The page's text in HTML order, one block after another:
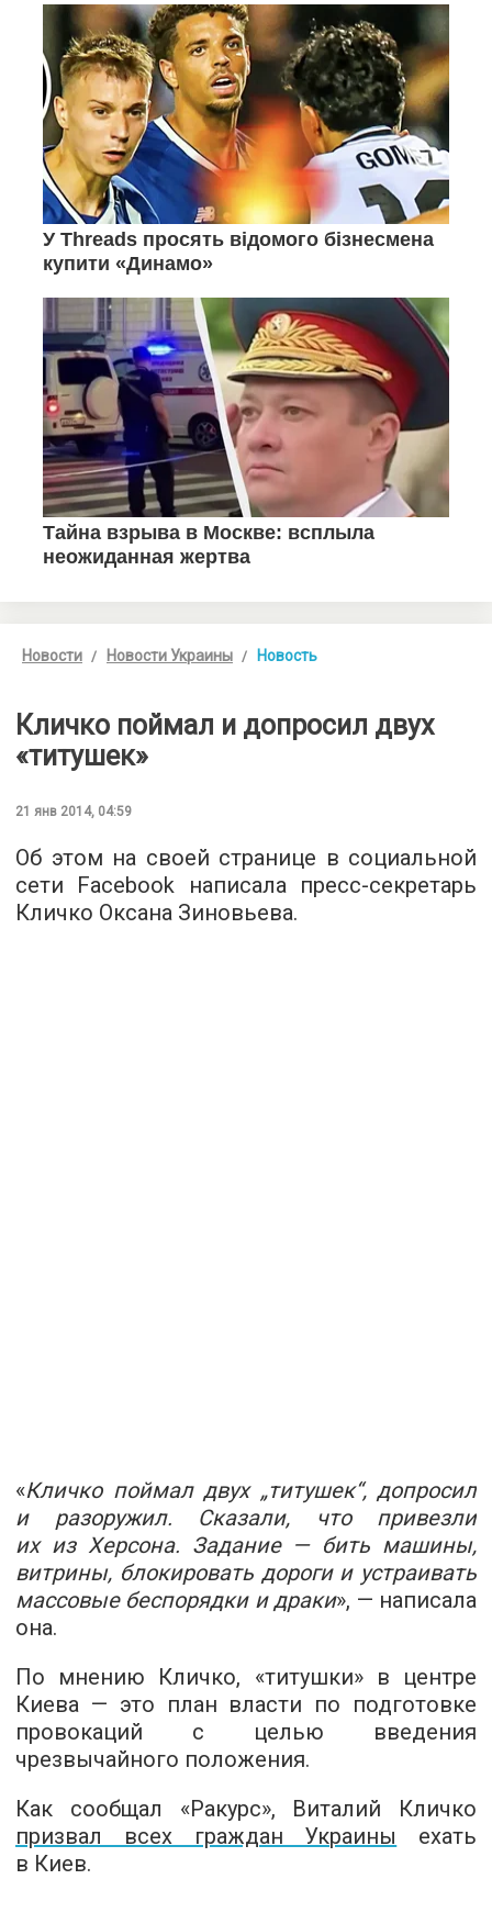
Новости Новости Украины Новость
Кличко поймал и допросил двух
«титушек»
21 янв 2014, 04:59
Об этом на своей странице в социальной
сети Facebook написала пресс-секретарь
Кличко Оксана Зиновьева.
«Кличко поймал двух „титушек“, допросил
и разоружил. Сказали, что привезли
их из Херсона. Задание — бить машины,
витрины, блокировать дороги и устраивать
массовые беспорядки и драки», — написала
она.
По мнению Кличко, «титушки» в центре
Киева — это план власти по подготовке
провокаций с целью введения
чрезвычайного положения.
Как сообщал «Ракурс», Виталий Кличко
призвал всех граждан Украины ехать
в Киев.